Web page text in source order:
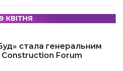
КВІТНЯ
стала генеральним
Forum